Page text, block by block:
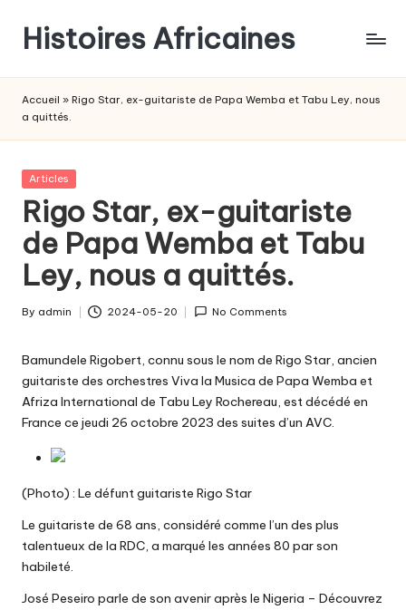
Histoires Africaines
Accueil » Rigo Star, ex-guitariste de Papa Wemba et Tabu Ley, nous
a quittés.
Posted
Articles
Rigo Star, ex-guitariste
de Papa Wemba et Tabu
Ley, nous a quittés.
Posted
By admin 2024-05-20 No Comments
Bamundele Rigobert, connu sous le nom de Rigo Star, ancien
guitariste des orchestres Viva la Musica de Papa Wemba et
Afriza International de Tabu Ley Rochereau, est décédé en
France ce jeudi 26 octobre 2023 des suites d’un AVC.
(Photo) : Le défunt guitariste Rigo Star
Le guitariste de 68 ans, considéré comme l’un des plus
talentueux de la RDC, a marqué les années 80 par son
habileté.
José Peseiro parle de son avenir après le Nigeria – Découvrez